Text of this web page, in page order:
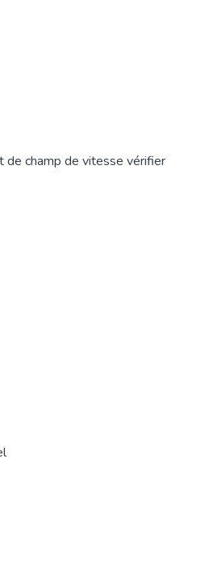
de champ de vitesse vérifier